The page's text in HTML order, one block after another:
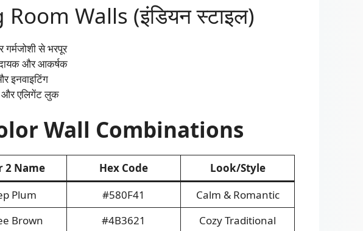
Walls (इंडियन स्टाइल)
से भरपूर
और आकर्षक
इनवाइटिंग
एलिगेंट लुक
Wall Combinations
2 Name Hex Code
Look/Style
Plum #580F41
Calm & Romantic
Brown #4B3621 Cozy Traditional